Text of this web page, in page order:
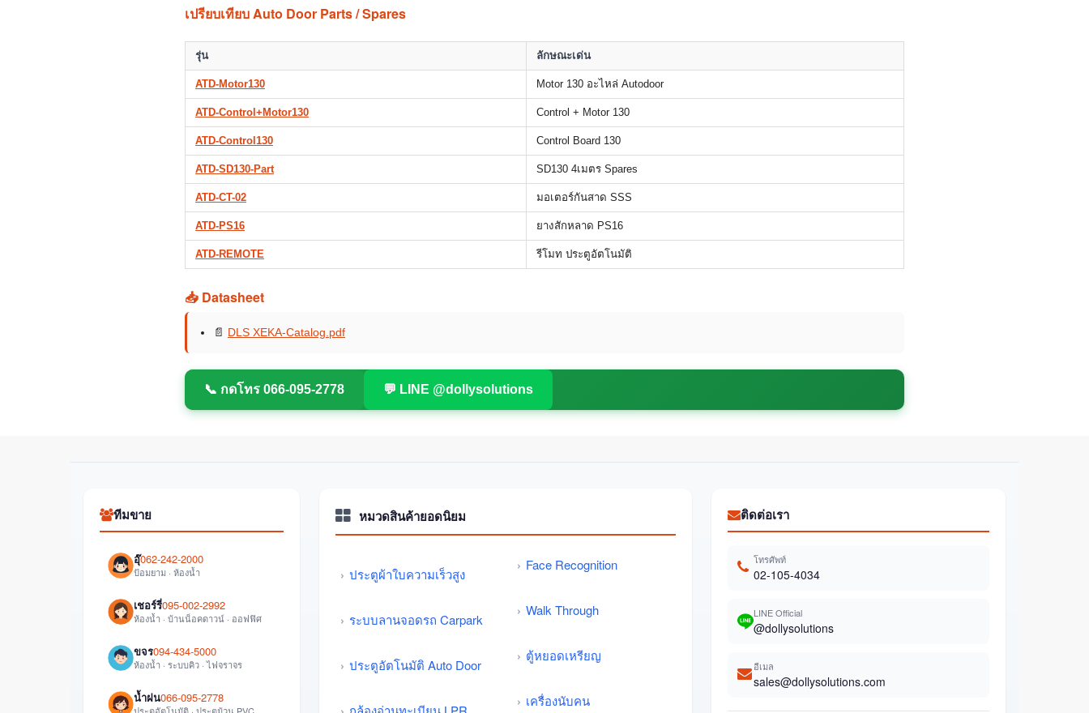
เปรียบเทียบ Auto Door Parts / Spares
รุ่น ลักษณะเด่น
ATD-Motor130 Motor 130 อะไหล่ Autodoor
ATD-Control+Motor130 Control + Motor 130
ATD-Control130 Control Board 130
ATD-SD130-Part SD130 4เมตร Spares
ATD-CT-02 มอเตอร์กันสาด SSS
ATD-PS16 ยางสักหลาด PS16
ATD-REMOTE รีโมท ประตูอัตโนมัติ
📥 Datasheet
📄 DLS XEKA-Catalog.pdf
📞 กดโทร 066-095-2778 💬 LINE @dollysolutions
ทีมขาย
อุ๊062-242-2000
ป้อมยาม · ห้องน้ำ
เชอร์รี่095-002-2992
ห้องน้ำ · บ้านน็อคดาวน์ · ออฟฟิศ
ขจร094-434-5000
ห้องน้ำ · ระบบคิว · ไฟจราจร
น้ำฝน066-095-2778
หมวดสินค้ายอดนิยม
ประตูผ้าใบความเร็วสูง
ระบบลานจอดรถ Carpark
ประตูอัตโนมัติ Auto Door
Face Recognition
Walk Through
ตู้หยอดเหรียญ
เครื่องนับคน
ติดต่อเรา
โทรศัพท์
02-105-4034
LINE Official
@dollysolutions
อีเมล
sales@dollysolutions.com